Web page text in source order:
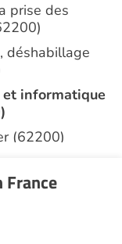
prise des
déshabillage
informatique
(62200)
(62200)
Mer
France